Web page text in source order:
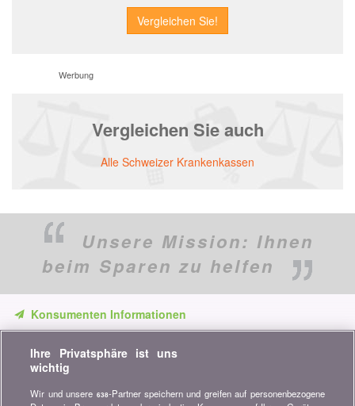
Werbung
Vergleichen Sie auch
Alle Schweizer Krankenkassen
Unsere Mission: Ihnen
beim Sparen zu helfen
Konsumenten Informationen
unsere Vergleiche, Ratschläge und Tipps in den Bereichen
Versicherung, Finanzen, Konsumgüter und vieles mehr...
Newsletter bestellen
Ihre Privatsphäre ist uns
wichtig
Wir und unsere 638-Partner speichern und greifen auf personenbezogene